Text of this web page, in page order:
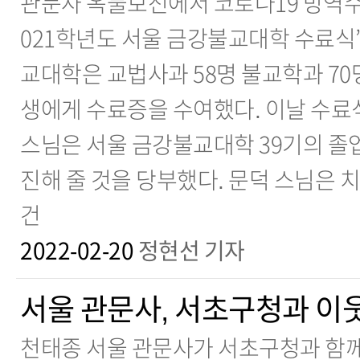
021학년도 서울 금강불교대학 수료식
교대학은 교법사과 58명 불교학과 70
생에게 수료증을 수여했다. 이날 수
스님은 서울 금강불교대학 39기의 졸
진해 줄 것을 당부했다. 문덕 스님은
건
2022-02-20 정현선 기자
서울 관문사, 서초구청과 이
천태종 서울 관문사가 서초구청과 함